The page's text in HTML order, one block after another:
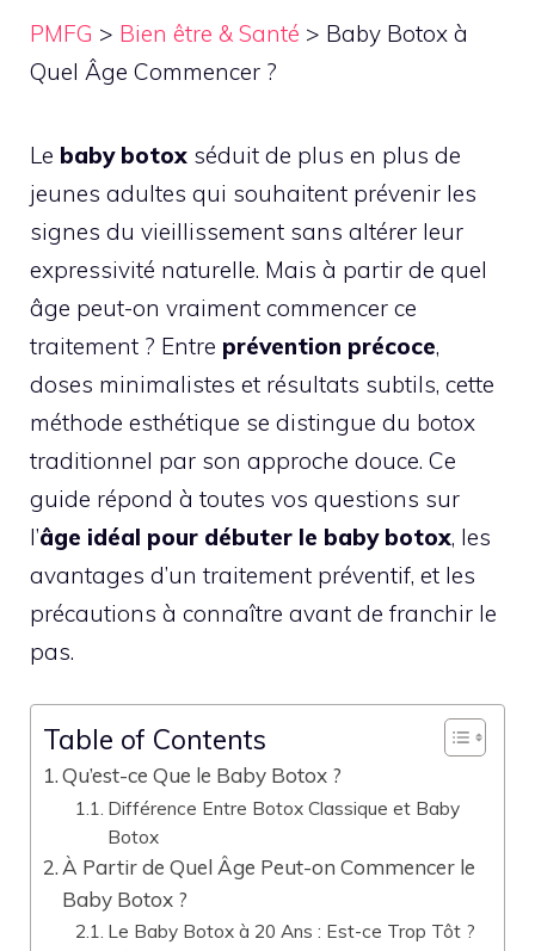
PMFG > Bien être & Santé > Baby Botox à
Quel Âge Commencer ?
Le baby botox séduit de plus en plus de
jeunes adultes qui souhaitent prévenir les
signes du vieillissement sans altérer leur
expressivité naturelle. Mais à partir de quel
âge peut-on vraiment commencer ce
traitement ? Entre prévention précoce,
doses minimalistes et résultats subtils, cette
méthode esthétique se distingue du botox
traditionnel par son approche douce. Ce
guide répond à toutes vos questions sur
l’âge idéal pour débuter le baby botox, les
avantages d’un traitement préventif, et les
précautions à connaître avant de franchir le
pas.
Table of Contents
Qu’est-ce Que le Baby Botox ?
Différence Entre Botox Classique et Baby
Botox
À Partir de Quel Âge Peut-on Commencer le
Baby Botox ?
Le Baby Botox à 20 Ans : Est-ce Trop Tôt ?